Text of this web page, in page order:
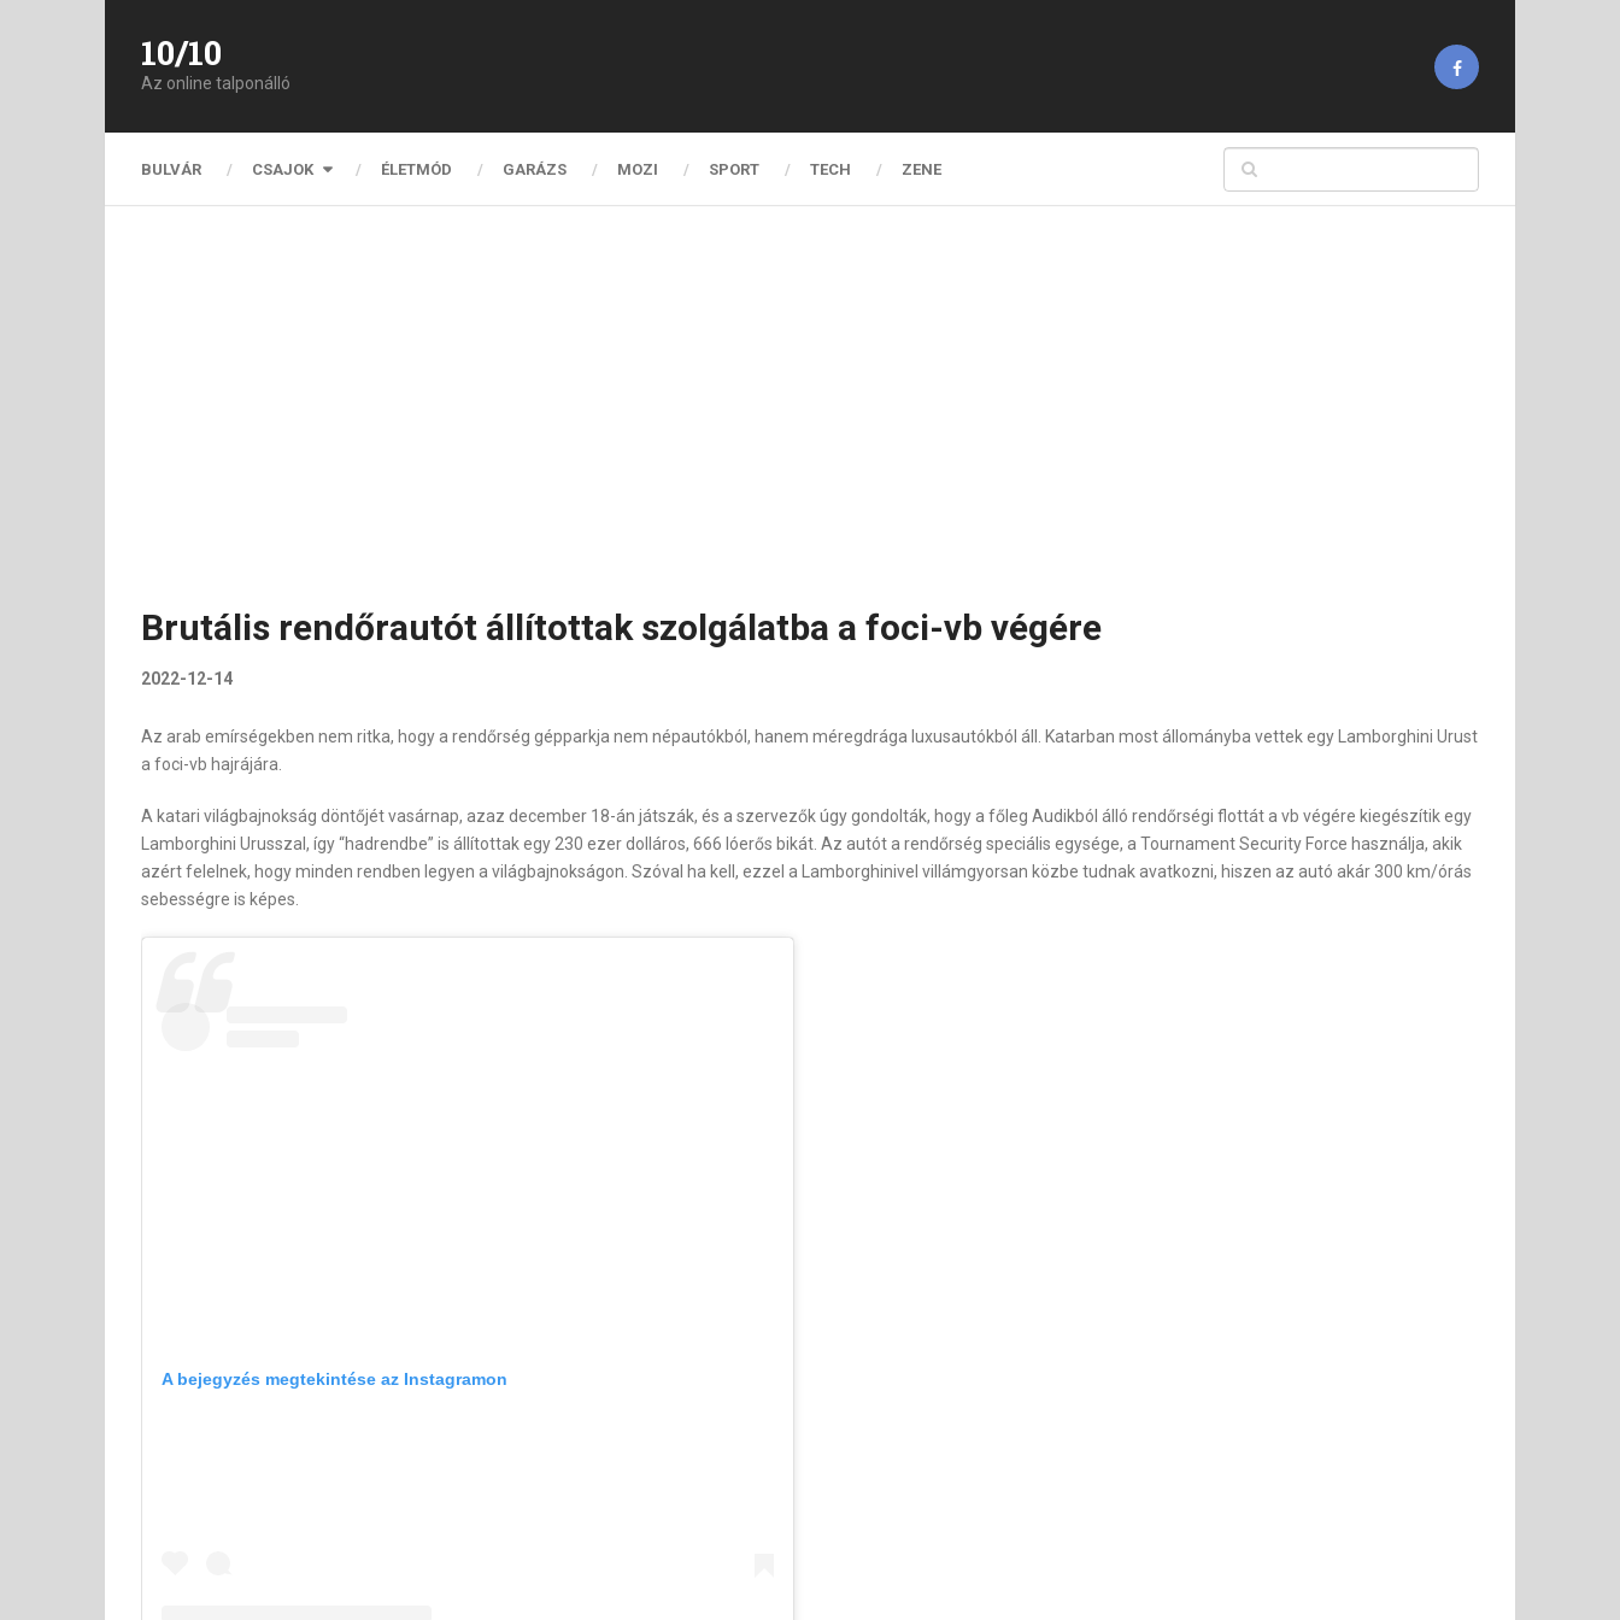
10/10
Az online talponálló
BULVÁR CSAJOK ÉLETMÓD GARÁZS MOZI SPORT TECH ZENE
Brutális rendőrautót állítottak szolgálatba a foci-vb végére
2022-12-14
Az arab emírségekben nem ritka, hogy a rendőrség gépparkja nem népautókból, hanem méregdrága luxusautókból áll. Katarban most állományba vettek egy Lamborghini Urust
a foci-vb hajrájára.
A katari világbajnokság döntőjét vasárnap, azaz december 18-án játszák, és a szervezők úgy gondolták, hogy a főleg Audikból álló rendőrségi flottát a vb végére kiegészítik egy
Lamborghini Urusszal, így “hadrendbe” is állítottak egy 230 ezer dolláros, 666 lóerős bikát. Az autót a rendőrség speciális egysége, a Tournament Security Force használja, akik
azért felelnek, hogy minden rendben legyen a világbajnokságon. Szóval ha kell, ezzel a Lamborghinivel villámgyorsan közbe tudnak avatkozni, hiszen az autó akár 300 km/órás
sebességre is képes.
A bejegyzés megtekintése az Instagramon